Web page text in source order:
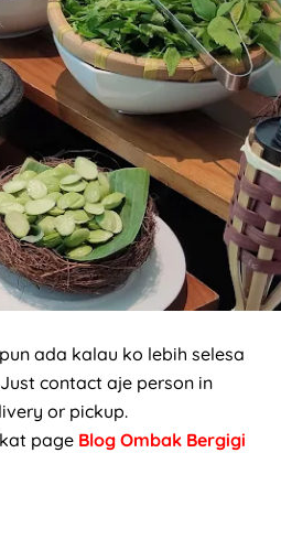
ada kalau ko lebih selesa
contact aje person in
or pickup.
page Blog Ombak Bergigi